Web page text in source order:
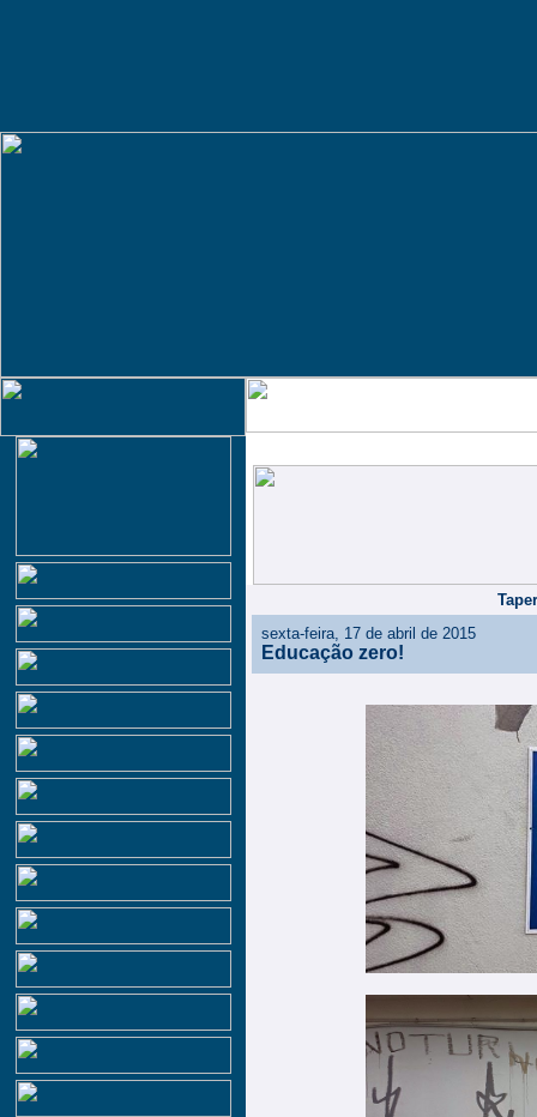
sexta-feira, 17 de abril de 2015
Educação zero!